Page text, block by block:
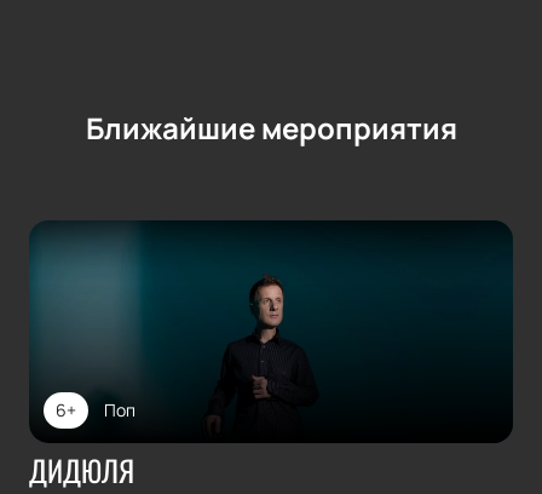
Ближайшие мероприятия
Поп
6+
ДИДЮЛЯ